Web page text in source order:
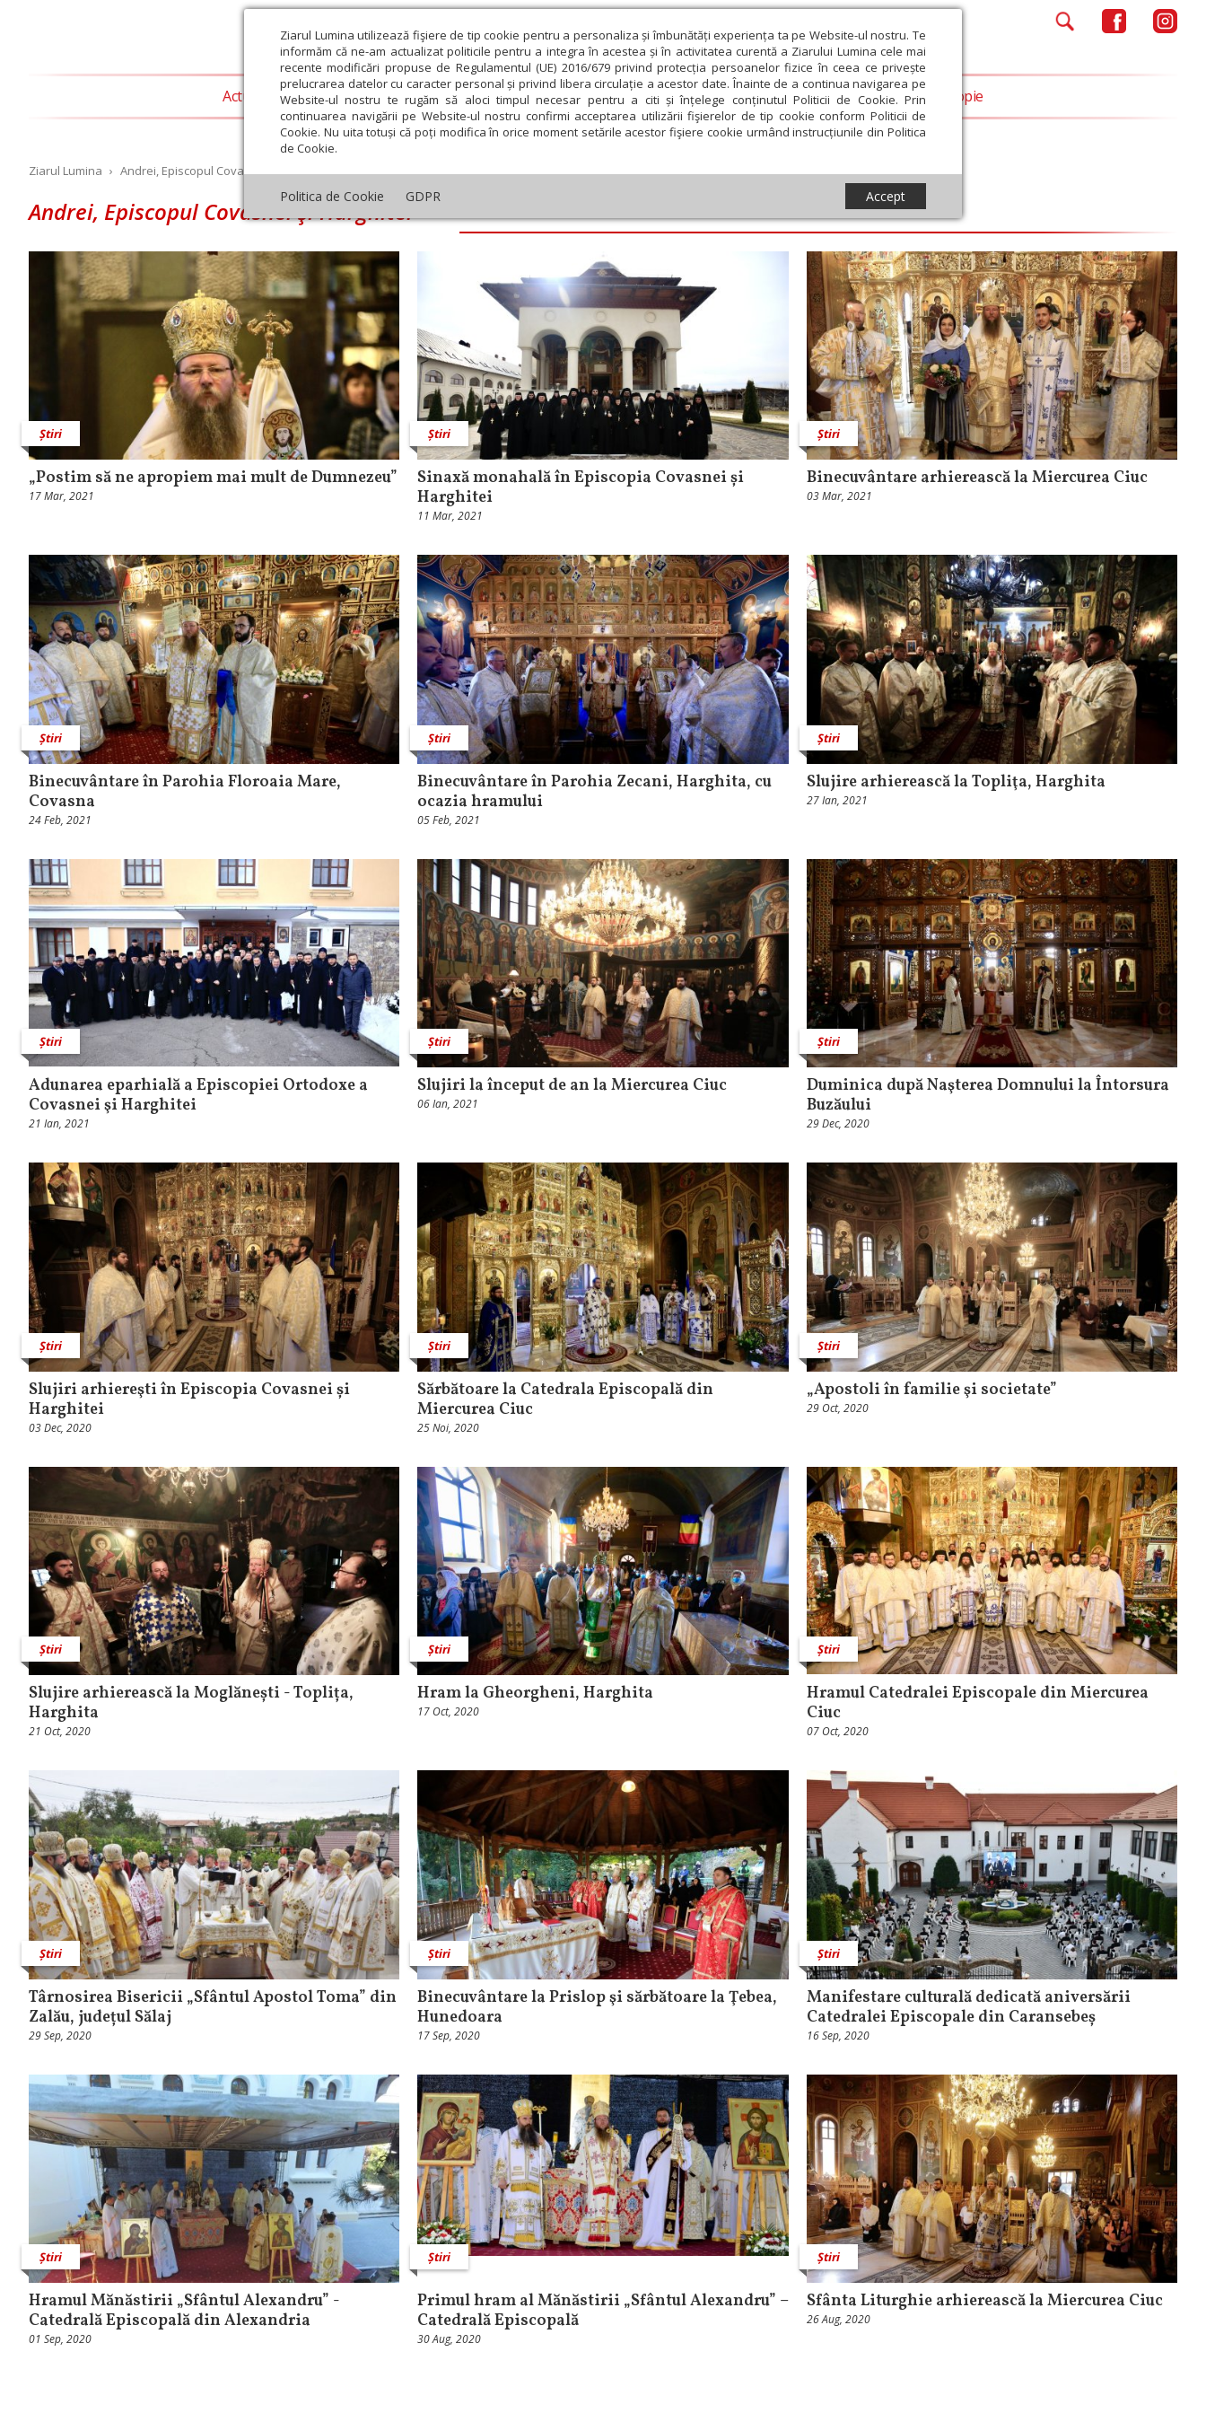
Ziarul Lumina utilizează fişiere de tip cookie pentru a personaliza și îmbunătăți experiența ta pe Website-ul nostru. Te
informăm că ne-am actualizat politicile pentru a integra în acestea și în activitatea curentă a Ziarului Lumina cele mai
recente modificări propuse de Regulamentul (UE) 2016/679 privind protecția persoanelor fizice în ceea ce privește
prelucrarea datelor cu caracter personal și privind libera circulație a acestor date. Înainte de a continua navigarea pe
Website-ul nostru te rugăm să aloci timpul necesar pentru a citi și înțelege conținutul Politicii de Cookie. Prin
continuarea navigării pe Website-ul nostru confirmi acceptarea utilizării fişierelor de tip cookie conform Politicii de
Cookie. Nu uita totuși că poți modifica în orice moment setările acestor fişiere cookie urmând instrucțiunile din Politica
de Cookie.
Politica de Cookie GDPR Accept
Actualitate religioasă Teologie și spiritualitate Educaţie și Cultură Societate Opinii Filantropie
Ziarul Lumina › Andrei, Episcopul Covasnei şi Harghitei
Andrei, Episcopul Covasnei şi Harghitei
Știri
„Postim să ne apropiem mai mult de Dumnezeu”
17 Mar, 2021
Știri
Sinaxă monahală în Episcopia Covasnei și
Harghitei
11 Mar, 2021
Știri
Binecuvântare arhierească la Miercurea Ciuc
03 Mar, 2021
Știri
Binecuvântare în Parohia Floroaia Mare,
Covasna
24 Feb, 2021
Știri
Binecuvântare în Parohia Zecani, Harghita, cu
ocazia hramului
05 Feb, 2021
Știri
Slujire arhierească la Topliţa, Harghita
27 Ian, 2021
Știri
Adunarea eparhială a Episcopiei Ortodoxe a
Covasnei şi Harghitei
21 Ian, 2021
Știri
Slujiri la început de an la Miercurea Ciuc
06 Ian, 2021
Știri
Duminica după Naşterea Domnului la Întorsura
Buzăului
29 Dec, 2020
Știri
Slujiri arhiereşti în Episcopia Covasnei și
Harghitei
03 Dec, 2020
Știri
Sărbătoare la Catedrala Episcopală din
Miercurea Ciuc
25 Noi, 2020
Știri
„Apostoli în familie şi societate”
29 Oct, 2020
Știri
Slujire arhierească la Moglănești - Toplița,
Harghita
21 Oct, 2020
Știri
Hram la Gheorgheni, Harghita
17 Oct, 2020
Știri
Hramul Catedralei Episcopale din Miercurea
Ciuc
07 Oct, 2020
Știri
Târnosirea Bisericii „Sfântul Apostol Toma” din
Zalău, județul Sălaj
29 Sep, 2020
Știri
Binecuvântare la Prislop şi sărbătoare la Ţebea,
Hunedoara
17 Sep, 2020
Știri
Manifestare culturală dedicată aniversării
Catedralei Episcopale din Caransebeș
16 Sep, 2020
Știri
Hramul Mănăstirii „Sfântul Alexandru” -
Catedrală Episcopală din Alexandria
01 Sep, 2020
Știri
Primul hram al Mănăstirii „Sfântul Alexandru” –
Catedrală Episcopală
30 Aug, 2020
Știri
Sfânta Liturghie arhierească la Miercurea Ciuc
26 Aug, 2020